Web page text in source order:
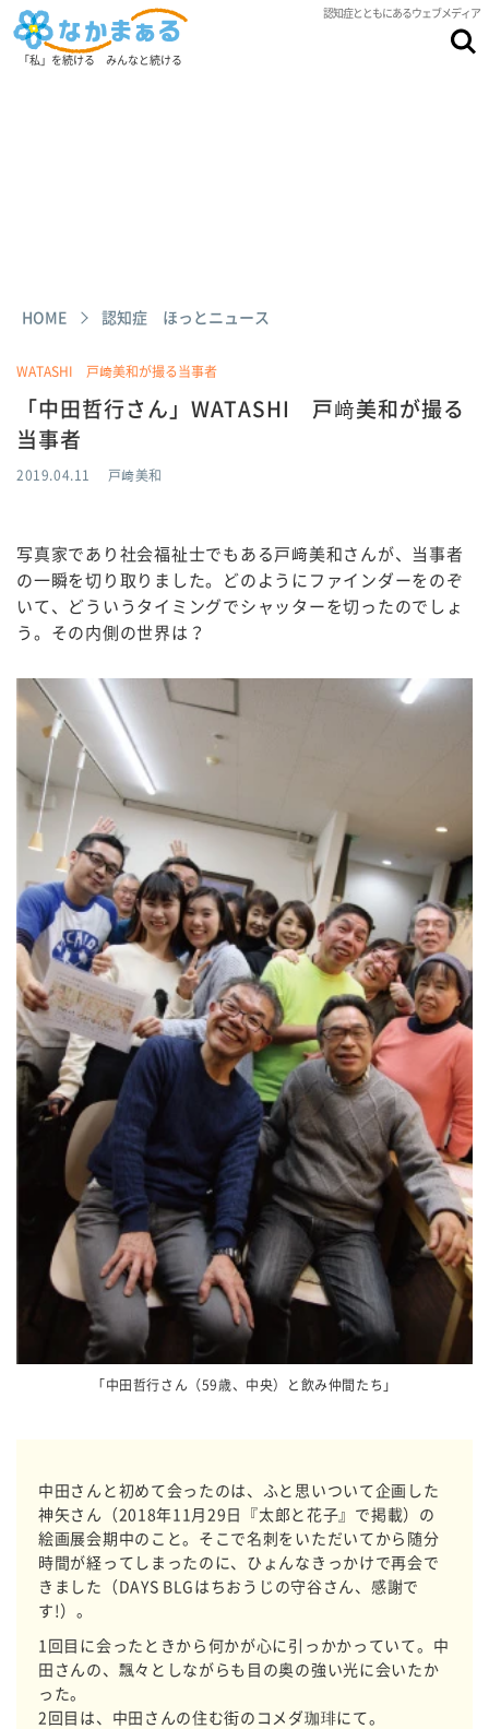
認知症とともにあるウェブメディア
「私」を続ける みんなと続ける
HOME 認知症 ほっとニュース
WATASHI 戸﨑美和が撮る当事者
「中田哲行さん」WATASHI 戸﨑美和が撮る
当事者
2019.04.11 戸﨑美和
写真家であり社会福祉士でもある戸﨑美和さんが、当事者
の一瞬を切り取りました。どのようにファインダーをのぞ
いて、どういうタイミングでシャッターを切ったのでしょ
う。その内側の世界は？
「中田哲行さん（59歳、中央）と飲み仲間たち」
中田さんと初めて会ったのは、ふと思いついて企画した
神矢さん（2018年11月29日『太郎と花子』で掲載）の
絵画展会期中のこと。そこで名刺をいただいてから随分
時間が経ってしまったのに、ひょんなきっかけで再会で
きました（DAYS BLGはちおうじの守谷さん、感謝で
す!）。
1回目に会ったときから何かが心に引っかかっていて。中
田さんの、飄々としながらも目の奥の強い光に会いたか
った。
2回目は、中田さんの住む街のコメダ珈琲にて。